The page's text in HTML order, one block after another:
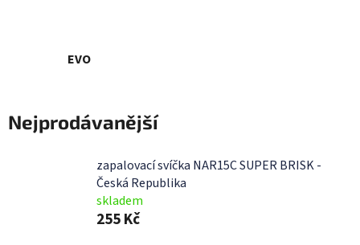
EVO
Nejprodávanější
zapalovací svíčka NAR15C SUPER BRISK -
Česká Republika
skladem
255 Kč